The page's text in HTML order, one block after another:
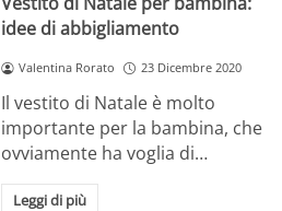
idee di abbigliamento
Valentina Rorato 23 Dicembre 2020
Il vestito di Natale è molto
importante per la bambina, che
ovviamente ha voglia di…
Leggi di più